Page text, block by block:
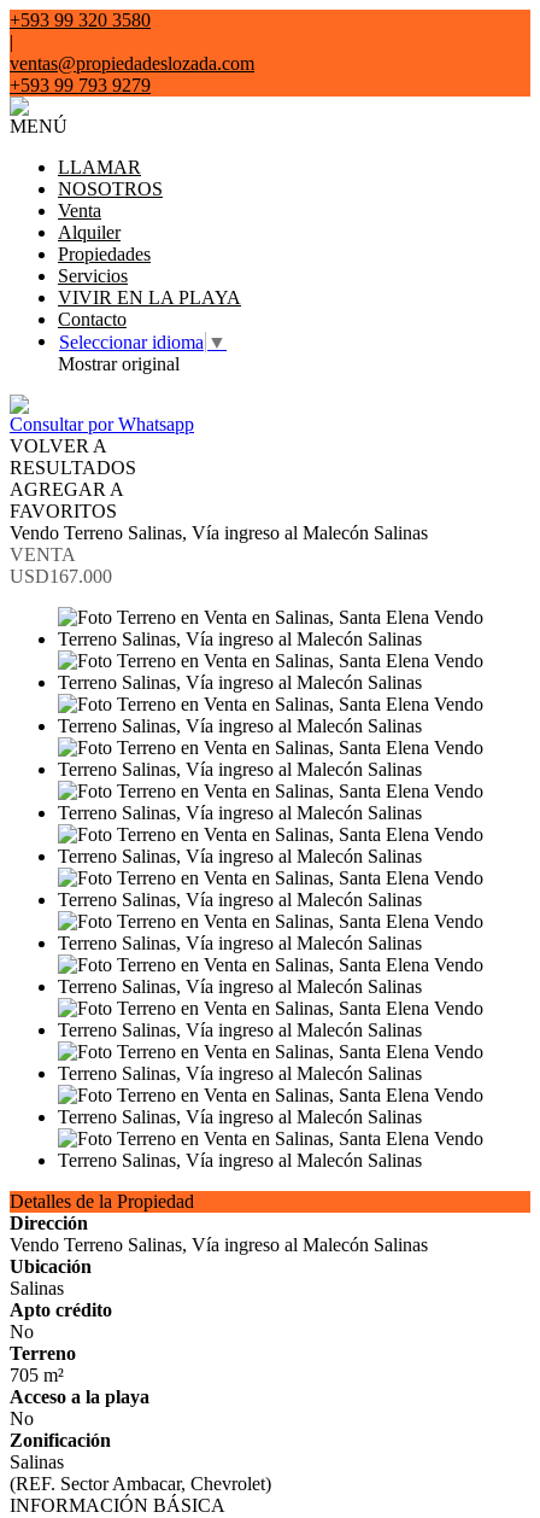
+593 99 320 3580
|
ventas@propiedadeslozada.com
+593 99 793 9279
MENÚ
LLAMAR
NOSOTROS
Venta
Alquiler
Propiedades
Servicios
VIVIR EN LA PLAYA
Contacto
Seleccionar idioma ▼
Mostrar original
Consultar por Whatsapp
VOLVER A
RESULTADOS
AGREGAR A
FAVORITOS
Vendo Terreno Salinas, Vía ingreso al Malecón Salinas
VENTA
USD167.000
Detalles de la Propiedad
Dirección
Vendo Terreno Salinas, Vía ingreso al Malecón Salinas
Ubicación
Salinas
Apto crédito
No
Terreno
705 m²
Acceso a la playa
No
Zonificación
Salinas
(REF. Sector Ambacar, Chevrolet)
INFORMACIÓN BÁSICA